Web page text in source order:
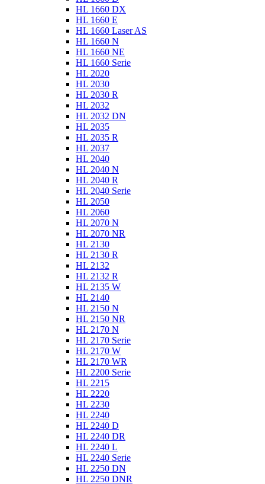
HL 1660 DX
HL 1660 E
HL 1660 Laser AS
HL 1660 N
HL 1660 NE
HL 1660 Serie
HL 2020
HL 2030
HL 2030 R
HL 2032
HL 2032 DN
HL 2035
HL 2035 R
HL 2037
HL 2040
HL 2040 N
HL 2040 R
HL 2040 Serie
HL 2050
HL 2060
HL 2070 N
HL 2070 NR
HL 2130
HL 2130 R
HL 2132
HL 2132 R
HL 2135 W
HL 2140
HL 2150 N
HL 2150 NR
HL 2170 N
HL 2170 Serie
HL 2170 W
HL 2170 WR
HL 2200 Serie
HL 2215
HL 2220
HL 2230
HL 2240
HL 2240 D
HL 2240 DR
HL 2240 L
HL 2240 Serie
HL 2250 DN
HL 2250 DNR